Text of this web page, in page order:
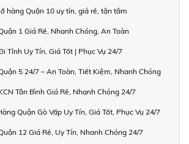
hàng Quận 10 uy tín, giá rẻ, tận tâm
1 Giá Rẻ, Nhanh Chóng, An Toàn
Tỉnh Uy Tín, Giá Tốt | Phục Vụ 24/7
5 24/7 – An Toàn, Tiết Kiệm, Nhanh Chóng
Tân Bình Giá Rẻ, Nhanh Chóng 24/7
Quận Gò Vấp Uy Tín, Giá Tốt, Phục Vụ 24/7
12 Giá Rẻ, Uy Tín, Nhanh Chóng 24/7